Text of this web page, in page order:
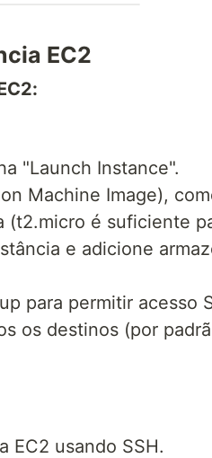
EC2
"Launch Instance".
Machine Image),
(t2.micro é suficiente
e adicione
para permitir acesso
os destinos (por
EC2 usando SSH.